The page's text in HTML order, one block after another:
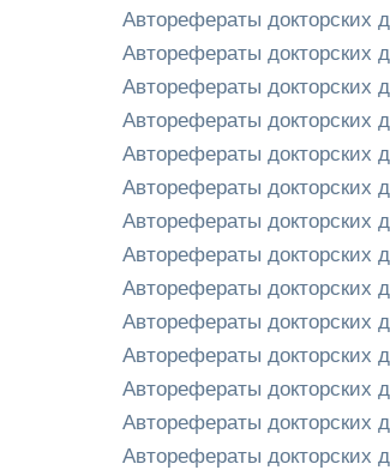
Авторефераты докторских
Авторефераты докторских
Авторефераты докторских
Авторефераты докторских
Авторефераты докторских
Авторефераты докторских
Авторефераты докторских
Авторефераты докторских
Авторефераты докторских
Авторефераты докторских
Авторефераты докторских
Авторефераты докторских
Авторефераты докторских
Авторефераты докторских